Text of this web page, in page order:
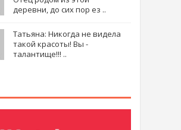
деревни, до сих пор ез ..
Татьяна: Никогда не видела
такой красоты! Вы -
талантище!!! ..